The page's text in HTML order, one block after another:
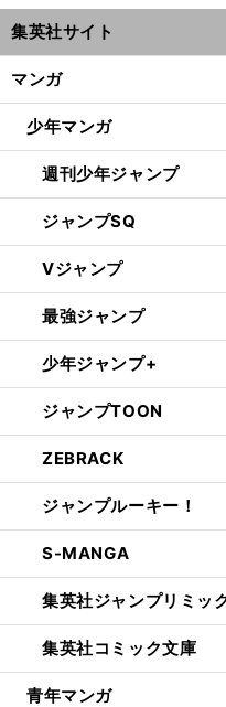
集英社サイト
マンガ
少年マンガ
週刊少年ジャンプ
ジャンプSQ
Vジャンプ
最強ジャンプ
少年ジャンプ+
ジャンプTOON
ZEBRACK
ジャンプルーキー！
S-MANGA
集英社ジャンプリミッ
集英社コミック文庫
青年マンガ